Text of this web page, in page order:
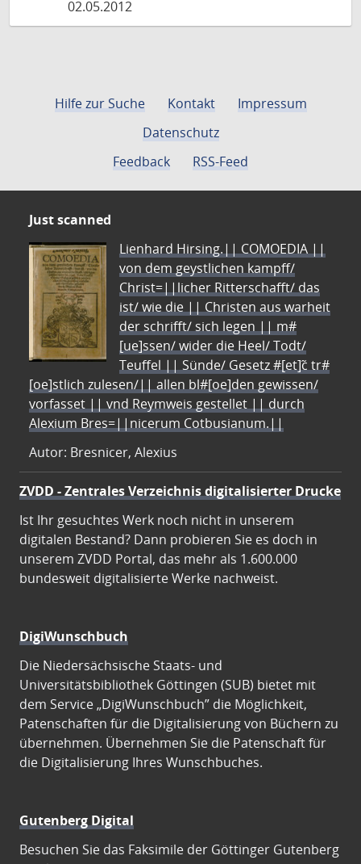
02.05.2012
Hilfe zur Suche Kontakt
Impressum
Datenschutz
Feedback
RSS-Feed
Just scanned
Lienhard Hirsing.|| COMOEDIA ||
von dem geystlichen kampff/
Christ=||licher Ritterschafft/ das
ist/ wie die || Christen aus warheit
der schrifft/ sich legen || m#
[ue]ssen/ wider die Heel/ Todt/
Teuffel || Sünde/ Gesetz #[et]c̃ tr#
[oe]stlich zulesen/|| allen bl#[oe]den gewissen/
vorfasset || vnd Reymweis gestellet || durch
Alexium Bres=||nicerum Cotbusianum.||
Autor: Bresnicer, Alexius
ZVDD - Zentrales Verzeichnis digitalisierter Drucke
Ist Ihr gesuchtes Werk noch nicht in unserem
digitalen Bestand? Dann probieren Sie es doch in
unserem ZVDD Portal, das mehr als 1.600.000
bundesweit digitalisierte Werke nachweist.
DigiWunschbuch
Die Niedersächsische Staats- und
Universitätsbibliothek Göttingen (SUB) bietet mit
dem Service „DigiWunschbuch” die Möglichkeit,
Patenschaften für die Digitalisierung von Büchern zu
übernehmen. Übernehmen Sie die Patenschaft für
die Digitalisierung Ihres Wunschbuches.
Gutenberg Digital
Besuchen Sie das Faksimile der Göttinger Gutenberg